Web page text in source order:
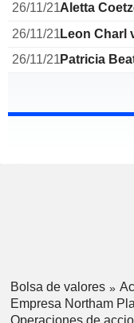
26/11/21Aletta
26/11/21Leon Charl
26/11/21Patricia
Bolsa de valores
Empresa Northam
Operaciones de